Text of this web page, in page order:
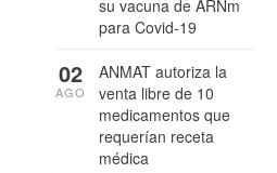
su vacuna de ARNm
para Covid-19
ANMAT autoriza la
venta libre de 10
medicamentos que
requerían receta
médica
02
AGO